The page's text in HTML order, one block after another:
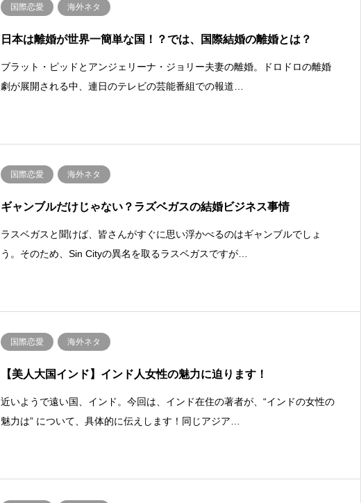
国際恋愛 海外ネタ
日本は離婚が世界一簡単な国！？では、国際結婚の離婚とは？
ブラット・ピッドとアンジェリーナ・ジョリー夫妻の離婚。ドロドロの離婚
劇が展開される中、連日のテレビの芸能番組での報道…
国際恋愛 海外ネタ
ギャンブルだけじゃない？ラズベガスの結婚ビジネス事情
ラスベガスと聞けば、皆さんがすぐに思い浮かべるのはギャンブルでしょ
う。そのため、Sin Cityの異名を取るラスベガスですが…
国際恋愛 海外ネタ
【美人大国インド】インド人女性の魅力に迫ります！
近いようで遠い国、インド。今回は、インド在住の著者が、“インドの女性の
魅力は” について、具体的に伝えします！同じアジア…